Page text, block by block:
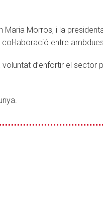
Maria Morros, i la
entre
d’enfortir el